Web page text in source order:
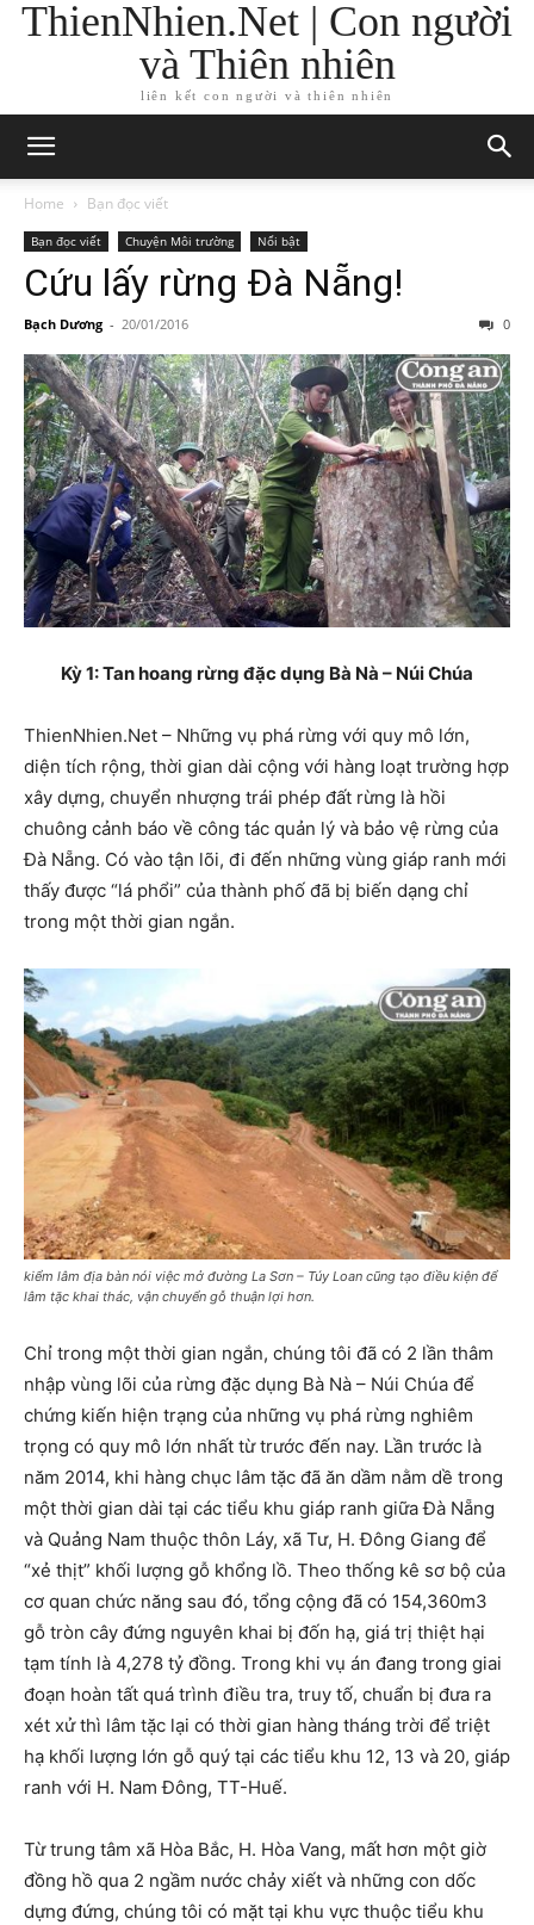
ThienNhien.Net | Con người
và Thiên nhiên
liên kết con người và thiên nhiên
Home Bạn đọc viết
Bạn đọc viết Chuyện Môi trường Nổi bật
Cứu lấy rừng Đà Nẵng!
Bạch Dương - 20/01/2016 0
Kỳ 1: Tan hoang rừng đặc dụng Bà Nà – Núi Chúa
ThienNhien.Net – Những vụ phá rừng với quy mô lớn,
diện tích rộng, thời gian dài cộng với hàng loạt trường hợp
xây dựng, chuyển nhượng trái phép đất rừng là hồi
chuông cảnh báo về công tác quản lý và bảo vệ rừng của
Đà Nẵng. Có vào tận lõi, đi đến những vùng giáp ranh mới
thấy được “lá phổi” của thành phố đã bị biến dạng chỉ
trong một thời gian ngắn.
kiểm lâm địa bàn nói việc mở đường La Sơn – Túy Loan cũng tạo điều kiện để
lâm tặc khai thác, vận chuyển gỗ thuận lợi hơn.
Chỉ trong một thời gian ngắn, chúng tôi đã có 2 lần thâm
nhập vùng lõi của rừng đặc dụng Bà Nà – Núi Chúa để
chứng kiến hiện trạng của những vụ phá rừng nghiêm
trọng có quy mô lớn nhất từ trước đến nay. Lần trước là
năm 2014, khi hàng chục lâm tặc đã ăn dầm nằm dề trong
một thời gian dài tại các tiểu khu giáp ranh giữa Đà Nẵng
và Quảng Nam thuộc thôn Láy, xã Tư, H. Đông Giang để
“xẻ thịt” khối lượng gỗ khổng lồ. Theo thống kê sơ bộ của
cơ quan chức năng sau đó, tổng cộng đã có 154,360m3
gỗ tròn cây đứng nguyên khai bị đốn hạ, giá trị thiệt hại
tạm tính là 4,278 tỷ đồng. Trong khi vụ án đang trong giai
đoạn hoàn tất quá trình điều tra, truy tố, chuẩn bị đưa ra
xét xử thì lâm tặc lại có thời gian hàng tháng trời để triệt
hạ khối lượng lớn gỗ quý tại các tiểu khu 12, 13 và 20, giáp
ranh với H. Nam Đông, TT-Huế.
Từ trung tâm xã Hòa Bắc, H. Hòa Vang, mất hơn một giờ
đồng hồ qua 2 ngầm nước chảy xiết và những con dốc
dựng đứng, chúng tôi có mặt tại khu vực thuộc tiểu khu